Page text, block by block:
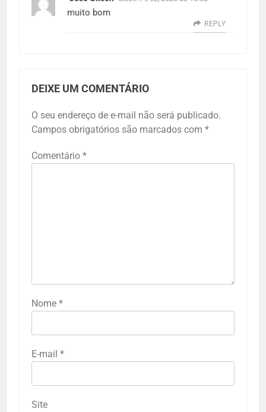
muito bom
REPLY
DEIXE UM COMENTÁRIO
O seu endereço de e-mail não será publicado.
Campos obrigatórios são marcados com *
Comentário *
Nome *
E-mail *
Site